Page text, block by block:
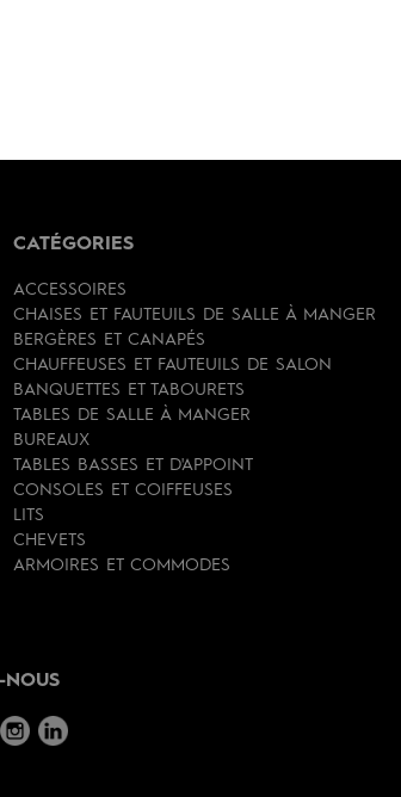
CATÉGORIES
ACCESSOIRES
CHAISES ET FAUTEUILS DE SALLE À MANGER
BERGÈRES ET CANAPÉS
CHAUFFEUSES ET FAUTEUILS DE SALON
BANQUETTES ET TABOURETS
TABLES DE SALLE À MANGER
BUREAUX
TABLES BASSES ET D'APPOINT
CONSOLES ET COIFFEUSES
LITS
CHEVETS
ARMOIRES ET COMMODES
NOUS